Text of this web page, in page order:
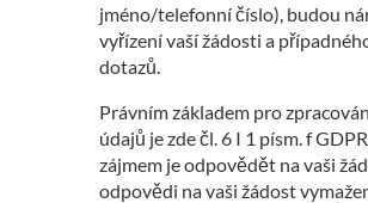
jméno/telefonní číslo), budou
vyřízení vaší žádosti a
dotazů.
Právním základem pro
údajů je zde čl. 6 I 1 písm. f
zájmem je odpovědět na vaši
odpovědi na vaši žádost